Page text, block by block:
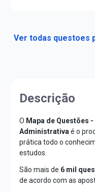
Ver todas questoes
Descrição
O Mapa de Questões
Administrativa é o
prática todo o
estudos.
São mais de 6 mil
de acordo com as